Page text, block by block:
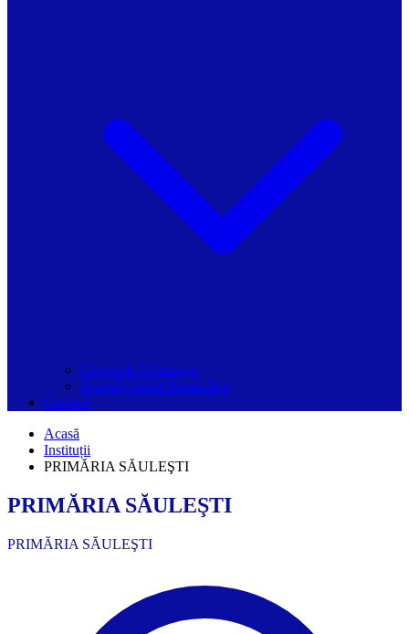
Grupurile Whatsapp
Spațiul Ghidul Primăriilor
Contact
Acasă
Instituții
PRIMĂRIA SĂULEŞTI
PRIMĂRIA SĂULEŞTI
PRIMĂRIA SĂULEŞTI